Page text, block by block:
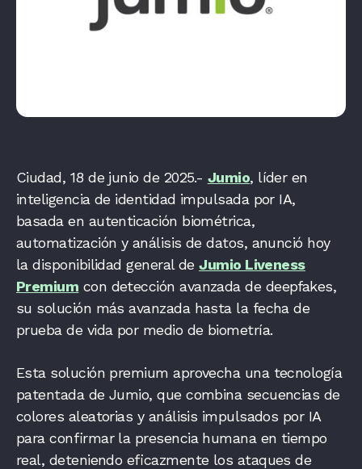
Ciudad, 18 de junio de 2025.- Jumio, líder en
inteligencia de identidad impulsada por IA,
basada en autenticación biométrica,
automatización y análisis de datos, anunció hoy
la disponibilidad general deJumio Liveness
Premium con detección avanzada de deepfakes,
su solución más avanzada hasta la fecha de
prueba de vida por medio de biometría.
Esta solución premium aprovecha una tecnología
patentada de Jumio, que combina secuencias de
colores aleatorias y análisis impulsados por IA
para confirmar la presencia humana en tiempo
real, deteniendo eficazmente los ataques de